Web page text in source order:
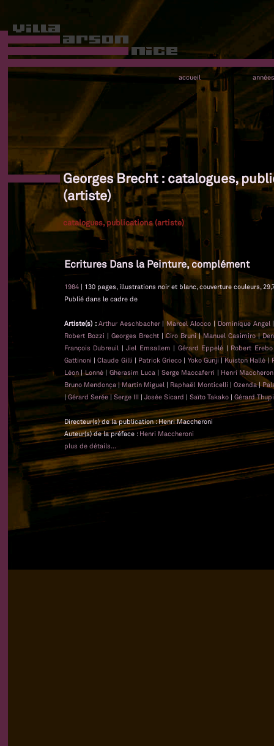
accueil années
Georges Brecht : catalogues,
(artiste)
catalogues, publications (artiste)
Ecritures Dans la Peinture, complément
1984 | 130 pages, illustrations noir et blanc, couverture couleurs,
Publié dans le cadre de
Artiste(s) : Arthur Aeschbacher| Marcel Alocco | Dominique Angel
Robert Bozzi | Georges Brecht|Ciro Bruni|Manuel Casimiro|
François Dubreuil |Jiel Emsallem | Gérard Eppelé | Robert Erebo
Gattinoni |Claude Gilli | Patrick Grieco | Yoko Gunji|Kuiston Hallé |
Léon|Lonné| Gherasim Luca | Serge Maccaferri | Henri
Bruno Mendonça |Martin Miguel | Raphaël Monticelli | Ozenda|
| Gérard Serée|Serge III | Josée Sicard | Saïto Takako | Gérard
Directeur(s) de la publication : Henri Maccheroni
Auteur(s) de la préface : Henri Maccheroni
plus de détails...